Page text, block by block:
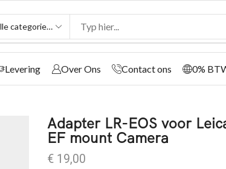
Levering Over Ons Contact ons 0%
Adapter LR-EOS voor
EF mount Camera
€ 19,00